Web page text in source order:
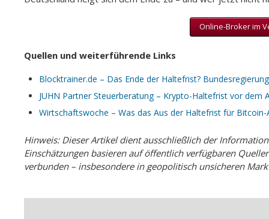
Online-Broker im
Quellen und weiterführende Links
Blocktrainer.de – Das Ende der Haltefrist?
JUHN Partner Steuerberatung – Krypto-Haltefrist vor
Wirtschaftswoche – Was das Aus der Haltefrist für
Hinweis: Dieser Artikel dient ausschließlich der
Einschätzungen basieren auf öffentlich verfügbaren
verbunden – insbesondere in geopolitisch unsicheren